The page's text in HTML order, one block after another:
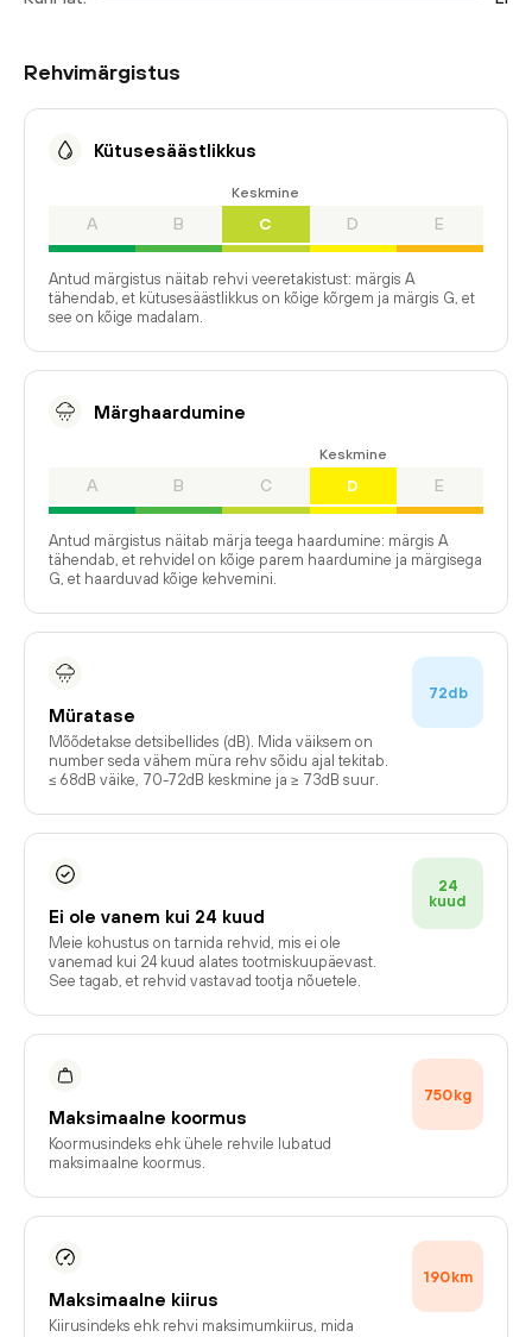
Rehvimärgistus
Kütusesäästlikkus
A B
Keskmine
C D E
Antud märgistus näitab rehvi veeretakistust: märgis A
tähendab, et kütusesäästlikkus on kõige kõrgem ja märgis G, et
see on kõige madalam.
Märghaardumine
A B C
Keskmine
D E
Antud märgistus näitab märja teega haardumine: märgis A
tähendab, et rehvidel on kõige parem haardumine ja märgisega
G, et haarduvad kõige kehvemini.
Müratase
Mõõdetakse detsibellides (dB). Mida väiksem on
number seda vähem müra rehv sõidu ajal tekitab.
≤ 68dB väike, 70-72dB keskmine ja ≥ 73dB suur.
72db
Ei ole vanem kui 24 kuud
Meie kohustus on tarnida rehvid, mis ei ole
vanemad kui 24 kuud alates tootmiskuupäevast.
See tagab, et rehvid vastavad tootja nõuetele.
24
kuud
Maksimaalne koormus
Koormusindeks ehk ühele rehvile lubatud
maksimaalne koormus.
750kg
Maksimaalne kiirus
Kiirusindeks ehk rehvi maksimumkiirus, mida
190km